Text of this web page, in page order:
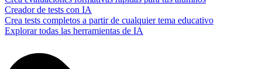
Creador de tests con IA
Crea tests completos a partir de cualquier tema educativo
Explorar todas las herramientas de IA